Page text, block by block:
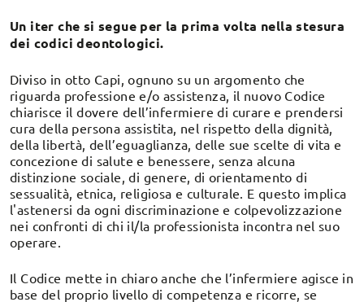
Un iter che si segue per la prima volta nella stesura
dei codici deontologici.
Diviso in otto Capi, ognuno su un argomento che
riguarda professione e/o assistenza, il nuovo Codice
chiarisce il dovere dell’infermiere di curare e prendersi
cura della persona assistita, nel rispetto della dignità,
della libertà, dell’eguaglianza, delle sue scelte di vita e
concezione di salute e benessere, senza alcuna
distinzione sociale, di genere, di orientamento di
sessualità, etnica, religiosa e culturale. E questo implica
l'astenersi da ogni discriminazione e colpevolizzazione
nei confronti di chi il/la professionista incontra nel suo
operare.
Il Codice mette in chiaro anche che l’infermiere agisce in
base del proprio livello di competenza e ricorre, se